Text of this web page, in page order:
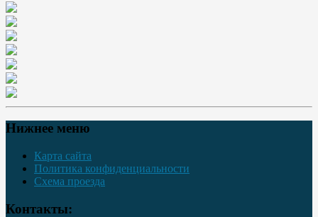
Нижнее меню
Карта сайта
Политика конфиденциальности
Схема проезда
Контакты: